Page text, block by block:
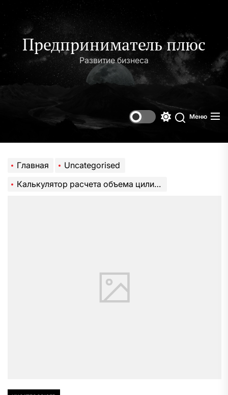
содержимому
Предприниматель плюс
Развитие бизнеса
Поиск
Меню
Главная
Uncategorised
Калькулятор расчета объема цилиндра